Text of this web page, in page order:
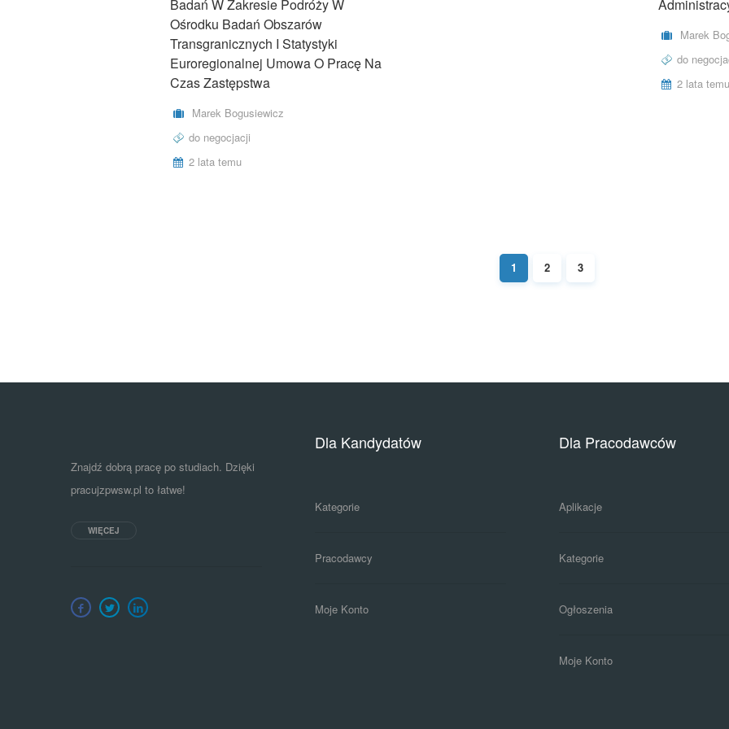
Badań W Zakresie Podróży W
Ośrodku Badań Obszarów
Transgranicznych I Statystyki
Euroregionalnej Umowa O Pracę Na
Czas Zastępstwa
Marek Bogusiewicz
do negocjacji
2 lata temu
Marek
do
2 lata temu
1 2 3
Znajdź dobrą pracę po studiach. Dzięki
pracujzpwsw.pl to łatwe!
WIĘCEJ
Dla Kandydatów
Kategorie
Pracodawcy
Moje Konto
Dla Pracodawców
Aplikacje
Kategorie
Ogłoszenia
Moje Konto